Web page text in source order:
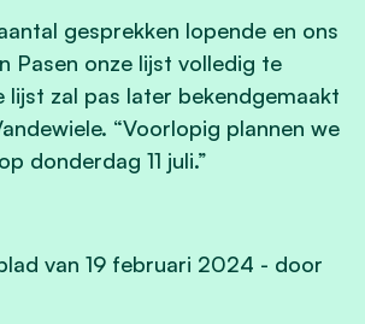
gesprekken lopende en ons
Pasen onze lijst volledig te
lijst zal pas later bekendgemaakt
“Voorlopig plannen we
donderdag 11 juli.”
van 19 februari 2024 - door